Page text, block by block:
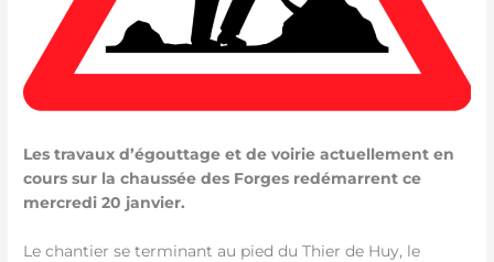
Les travaux d’égouttage et de voirie actuellement en
cours sur la chaussée des Forges redémarrent ce
mercredi 20 janvier.
Le chantier se terminant au pied du Thier de Huy, le